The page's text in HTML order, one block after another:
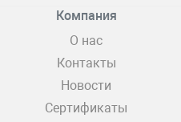
Компания
О нас
Контакты
Новости
Сертификаты